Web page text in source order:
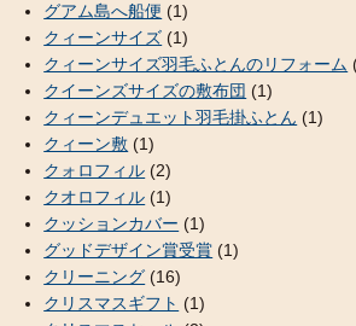
グアム島へ船便 (1)
クィーンサイズ (1)
クィーンサイズ羽毛ふとんのリフォーム
クイーンズサイズの敷布団 (1)
クィーンデュエット羽毛掛ふとん (1)
クィーン敷 (1)
クォロフィル (2)
クオロフィル (1)
クッションカバー (1)
グッドデザイン賞受賞 (1)
クリーニング (16)
クリスマスギフト (1)